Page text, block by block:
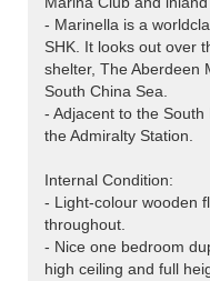
- Marinella is a
SHK. It looks out over
shelter, The Aberdeen
South China Sea.
- Adjacent to the
the Admiralty Station.
Internal Condition:
- Light-colour wooden
throughout.
- Nice one bedroom
high ceiling and full